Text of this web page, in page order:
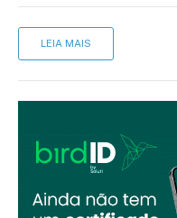
LEIA MAIS